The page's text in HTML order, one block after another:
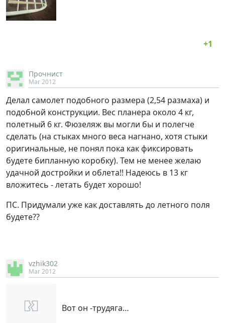
Прочнист
Mar 2012
Делал самолет подобного размера (2,54 размаха) и
подобной конструкции. Вес планера около 4 кг,
полетный 6 кг. Фюзеляж вы могли бы и полегче
сделать (на стыках много веса нагнано, хотя стыки
оригинальные, не понял пока как фиксировать
будете бипланную коробку). Тем не менее желаю
удачной достройки и облета!! Надеюсь в 13 кг
вложитесь - летать будет хорошо!
ПС. Придумали уже как доставлять до летного поля
будете??
vzhik302
Mar 2012
Вот он -трудяга…